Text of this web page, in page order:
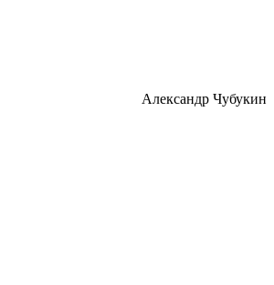
Александр Чубукин